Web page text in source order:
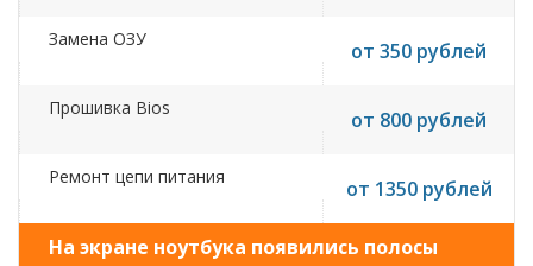
Замена ОЗУ от 350 рублей
Прошивка Bios от 800 рублей
Ремонт цепи питания от 1350 рублей
На экране ноутбука появились полосы